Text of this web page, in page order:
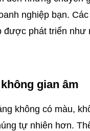
nghiệp bạn.
phát triển như
gian âm
không có màu,
tự nhiên hơn.